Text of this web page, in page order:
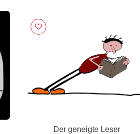
Der geneigte Leser